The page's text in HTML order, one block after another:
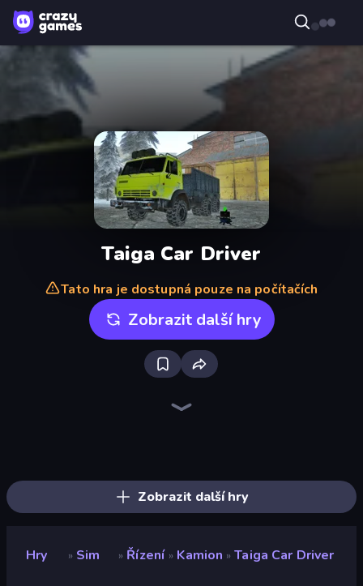
Taiga Car Driver
Tato hra je dostupná pouze na počítačích
Zobrazit další hry
Zobrazit další hry
Hry » Sim » Řízení » Kamion » Taiga Car Driver